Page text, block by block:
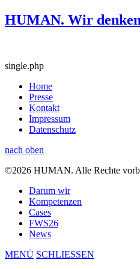
HUMAN. Wir
single.php
Home
Presse
Kontakt
Impressum
Datenschutz
nach oben
©2026 HUMAN. Alle Rechte
Darum wir
Kompetenzen
Cases
FWS26
News
MENÜ SCHLIESSEN